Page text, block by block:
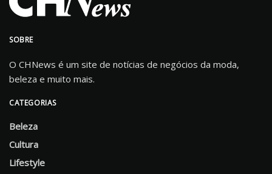
SOBRE
O CHNews é um site de notícias de negócios da moda,
beleza e muito mais.
CATEGORIAS
Beleza
Cultura
Lifestyle